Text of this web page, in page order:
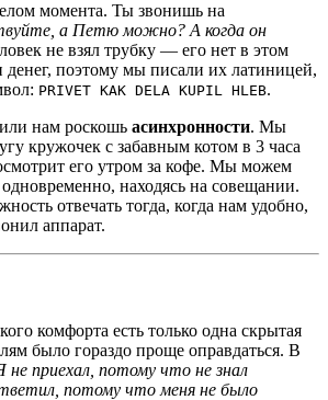
момента. Ты звонишь на
а Петю можно? А когда он
не взял трубку — его нет в этом
поэтому мы писали их латиницей,
PRIVET KAK DELA KUPIL HLEB.
нам роскошь асинхронности. Мы
кружочек с забавным котом в 3 часа
его утром за кофе. Мы можем
находясь на совещании.
отвечать тогда, когда нам удобно,
аппарат.
комфорта есть только одна скрытая
было гораздо проще оправдаться. В
не приехал, потому что не знал
потому что меня не было